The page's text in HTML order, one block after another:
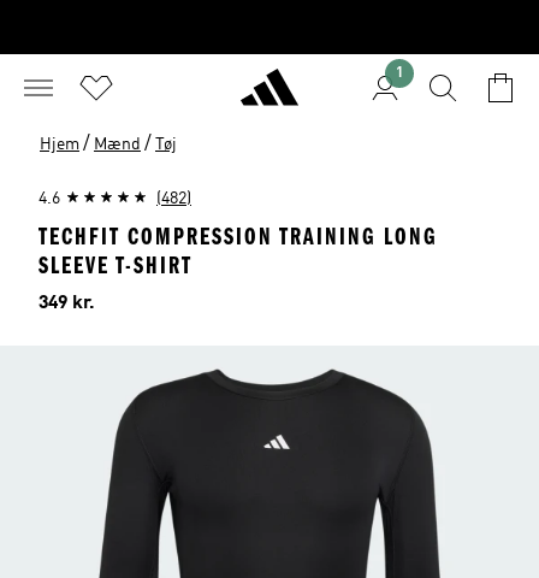
1
Hjem / Mænd / Tøj
4.6 (482)
TECHFIT COMPRESSION TRAINING LONG
SLEEVE T-SHIRT
Pris
349 kr.